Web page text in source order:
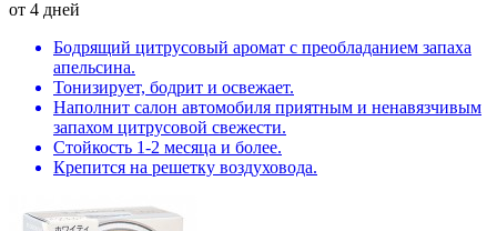
от 4 дней
Бодрящий цитрусовый аромат с преобладанием запаха
апельсина.
Тонизирует, бодрит и освежает.
Наполнит салон автомобиля приятным и ненавязчивым
запахом цитрусовой свежести.
Стойкость 1-2 месяца и более.
Крепится на решетку воздуховода.